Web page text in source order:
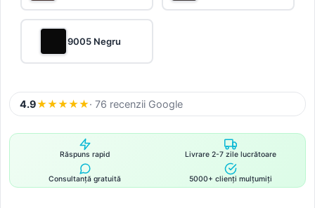
9005 Negru
4.9★★★★★· 76 recenzii Google
Răspuns rapid Livrare 2-7 zile lucrătoare
Consultanță gratuită 5000+ clienți mulțumiți